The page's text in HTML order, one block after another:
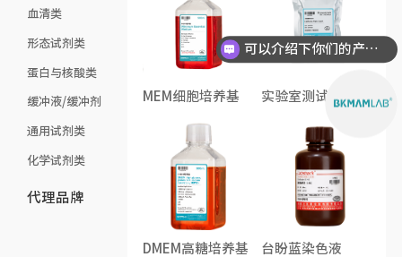
血清类
形态试剂类
蛋白与核酸类
缓冲液/缓冲剂
通用试剂类
化学试剂类
代理品牌
MEM细胞培养基 实验室测试片
DMEM高糖培养基 台盼蓝染色液
可以介绍下你们的产品么？